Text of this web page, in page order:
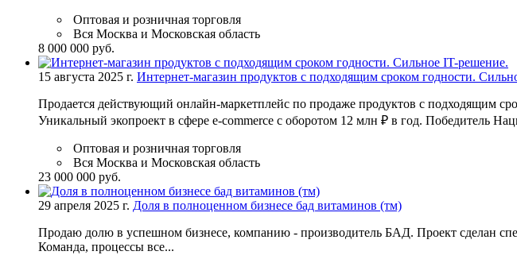
Оптовая и розничная торговля
Вся Москва и Московская область
8 000 000 руб.
15 августа 2025 г. Интернет-магазин продуктов с подходящим сроком годности.
Продается действующий онлайн-маркетплейс по продаже продуктов с подходящим
Уникальный экопроект в сфере e-commerce с оборотом 12 млн ₽ в год. Победитель
Оптовая и розничная торговля
Вся Москва и Московская область
23 000 000 руб.
29 апреля 2025 г. Доля в полноценном бизнесе бад витаминов (тм)
Продаю долю в успешном бизнесе, компанию - производитель БАД. Проект сделан
Команда, процессы все...